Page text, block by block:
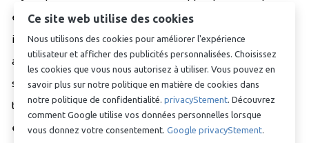
en toute sécurité des substances dangereuses, les tuyaux
industriels offrent la robustesse nécessaire pour diverses
applications. Ces tuyaux sont largement utilisés dans des
secteurs tels que l'industrie chimique, l'agriculture, le
transport et d'autres applications industrielles. Grâce à leur
excellente résistance à l'usure et leur longue durée de vie,
Ce site web utilise des cookies
Nous utilisons des cookies pour améliorer l'expérience
utilisateur et afficher des publicités personnalisées. Choisissez
les cookies que vous nous autorisez à utiliser. Vous pouvez en
savoir plus sur notre politique en matière de cookies dans
notre politique de confidentialité. privacyStement. Découvrez
comment Google utilise vos données personnelles lorsque
vous donnez votre consentement. Google privacyStement.